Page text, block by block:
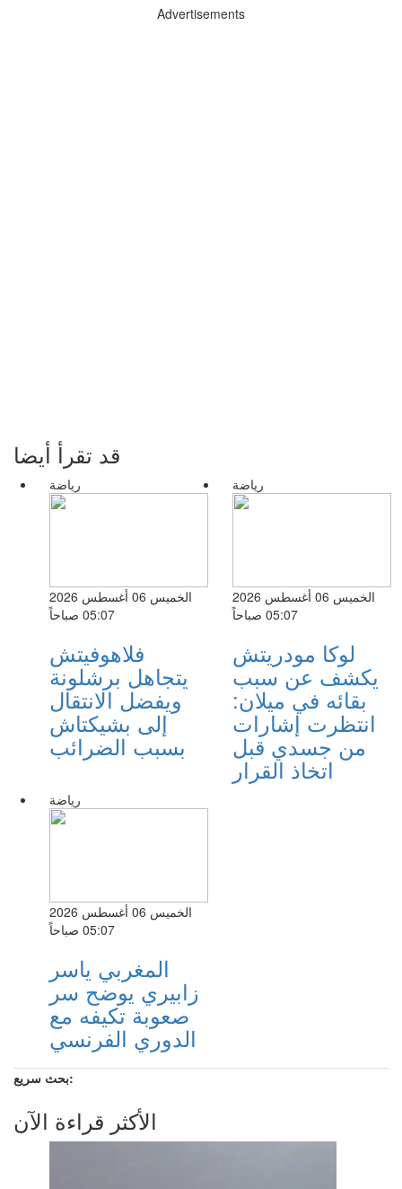
Advertisements
قد تقرأ أيضا
رياضة
الخميس 06 أغسطس 2026
05:07 صباحاً
فلاهوفيتش
يتجاهل برشلونة
ويفضل الانتقال
إلى بشيكتاش
بسبب الضرائب
رياضة
الخميس 06 أغسطس 2026
05:07 صباحاً
لوكا مودريتش
يكشف عن سبب
بقائه في ميلان:
انتظرت إشارات
من جسدي قبل
اتخاذ القرار
رياضة
الخميس 06 أغسطس 2026
05:07 صباحاً
المغربي ياسر
زابيري يوضح سر
صعوبة تكيفه مع
الدوري الفرنسي
بحث سريع:
الأكثر قراءة الآن